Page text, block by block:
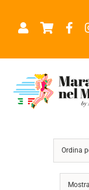
CHI SIAMO
MARATONE
Ordina
Mostra